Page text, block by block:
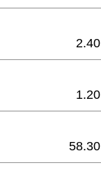
2.40
1.20
58.30